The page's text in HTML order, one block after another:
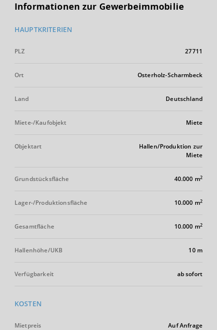
Informationen zur Gewerbeimmobilie
HAUPTKRITERIEN
PLZ 27711
Ort Osterholz-Scharmbeck
Land Deutschland
Miete-/Kaufobjekt Miete
Objektart
Hallen/Produktion zur
Miete
Grundstücksfläche 40.000 m2
Lager-/Produktionsfläche 10.000 m2
Gesamtfläche 10.000 m2
Hallenhöhe/UKB 10 m
Verfügbarkeit ab sofort
KOSTEN
Mietpreis Auf Anfrage